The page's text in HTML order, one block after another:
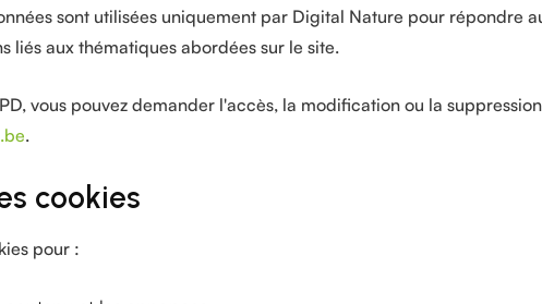
sont utilisées uniquement par Digital Nature pour répondre
liés aux thématiques abordées sur le site.
vous pouvez demander l'accès, la modification ou la
.
cookies
pour :